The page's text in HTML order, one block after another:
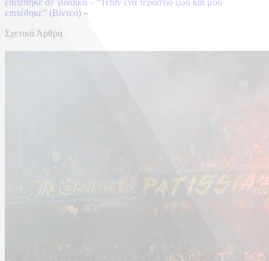
επιτέθηκε” (Βίντεο) »
Σχετικά Άρθρα